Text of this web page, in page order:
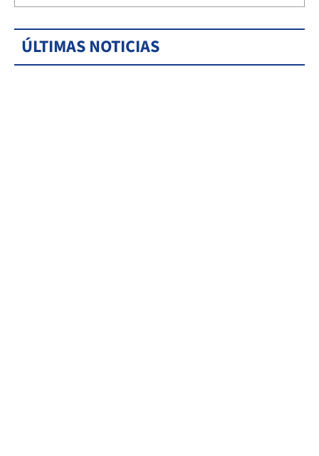
ÚLTIMAS NOTICIAS